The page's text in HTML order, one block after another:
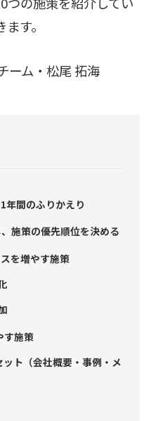
す。
ーム・松尾 拓海
年間のふりかえり
施策の優先順位を決める
を増やす施策
す施策
ト（会社概要・事例・メ